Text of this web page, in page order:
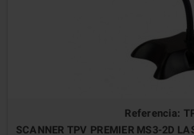
Referencia:
SCANNER TPV PREMIER MS3-2D